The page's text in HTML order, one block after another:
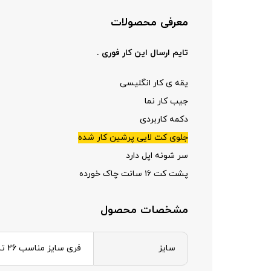
معرفی محصولات
تایم ارسال این کار فوری .
یقه ی کار انگلیسی
جیب کار نما
دکمه کاربردی
جلوی کت لایی پرشین کار شده
سر شونه اپل دارد
پشت کت ۱۶ سانت چاک خورده
مشخصات محصول
سایز فری سایز مناسب 26 تا 46